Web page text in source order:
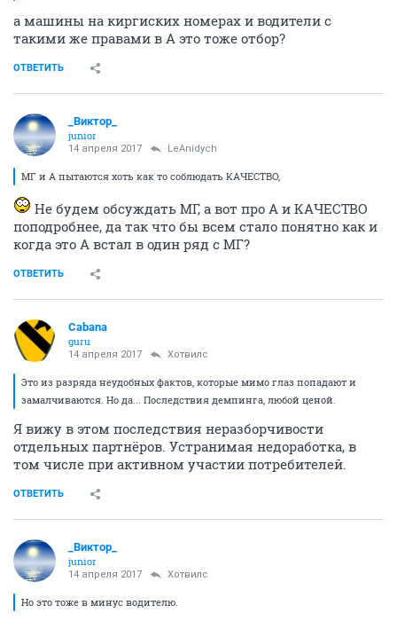
а машины на киргиских номерах и водители с
такими же правами в А это тоже отбор?
ОТВЕТИТЬ
_Виктор_
juniоr
14 апреля 2017 LeAnidych
МГ и А пытаются хоть как то соблюдать КАЧЕСТВО,
Не будем обсуждать МГ, а вот про А и КАЧЕСТВО
поподробнее, да так что бы всем стало понятно как и
когда это А встал в один ряд с МГ?
ОТВЕТИТЬ
Cabana
guru
14 апреля 2017 Хотвилс
Это из разряда неудобных фактов, которые мимо глаз попадают и
замалчиваются. Но да... Последствия демпинга, любой ценой.
Я вижу в этом последствия неразборчивости
отдельных партнёров. Устранимая недоработка, в
том числе при активном участии потребителей.
ОТВЕТИТЬ
_Виктор_
juniоr
14 апреля 2017 Хотвилс
Но это тоже в минус водителю.